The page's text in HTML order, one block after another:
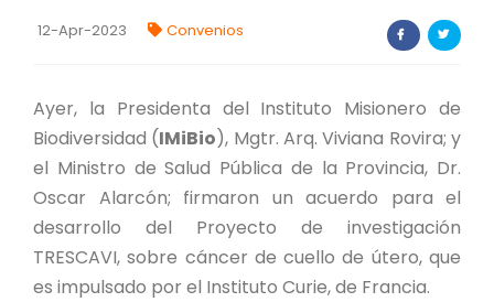
investigadores
FORMULARIO DE REGISTRO DE
INVESTIGADORES
AUTORIZACIONES
12-Apr-2023 Convenios
Ayer, la Presidenta del Instituto Misionero de
Biodiversidad (IMiBio), Mgtr. Arq. Viviana Rovira; y
el Ministro de Salud Pública de la Provincia, Dr.
Oscar Alarcón; firmaron un acuerdo para el
desarrollo del Proyecto de investigación
TRESCAVI, sobre cáncer de cuello de útero, que
es impulsado por el Instituto Curie, de Francia.